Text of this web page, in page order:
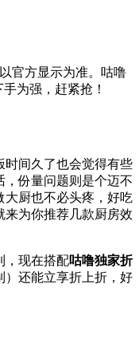
官方显示为准。咕噜
为强，赶紧抢！
时间久了也会觉得有些
份量问题则是个迈不
大厨也不必头疼，好吃
为你推荐几款厨房效
，现在搭配咕噜独家折
）还能立享折上折，好